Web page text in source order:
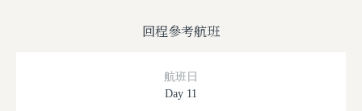
回程參考航班
航班日
Day 11